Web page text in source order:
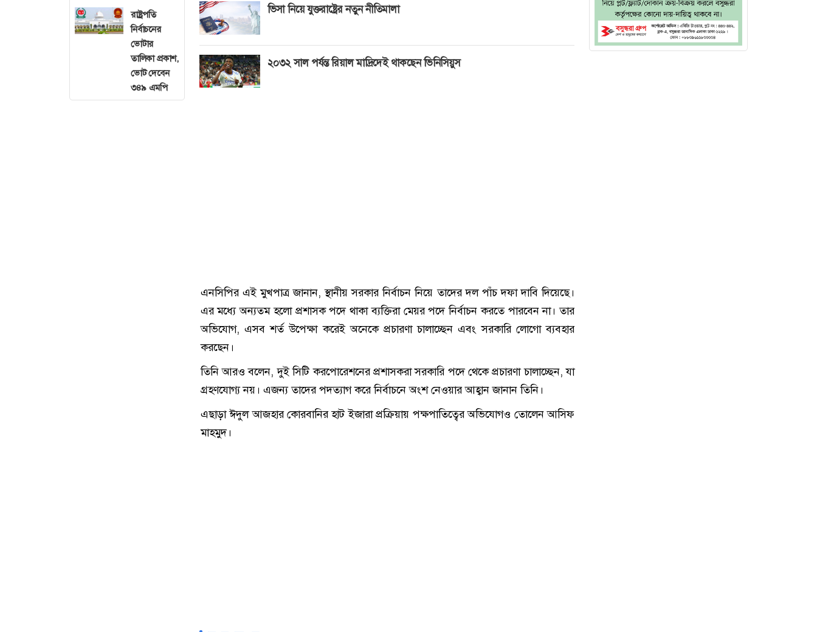
রাষ্ট্রপতি
নির্বাচনের
ভোটার
তালিকা প্রকাশ,
ভোট দেবেন
৩৪৯ এমপি
ভিসা নিয়ে যুক্তরাষ্ট্রের নতুন নীতিমালা
২০৩২ সাল পর্যন্ত রিয়াল মাদ্রিদেই থাকছেন ভিনিসিয়ুস
এনসিপির এই মুখপাত্র জানান, স্থানীয় সরকার নির্বাচন নিয়ে তাদের দল পাঁচ দফা দাবি দিয়েছে।
এর মধ্যে অন্যতম হলো প্রশাসক পদে থাকা ব্যক্তিরা মেয়র পদে নির্বাচন করতে পারবেন না। তার
অভিযোগ, এসব শর্ত উপেক্ষা করেই অনেকে প্রচারণা চালাচ্ছেন এবং সরকারি লোগো ব্যবহার
করছেন।
তিনি আরও বলেন, দুই সিটি করপোরেশনের প্রশাসকরা সরকারি পদে থেকে প্রচারণা চালাচ্ছেন, যা
গ্রহণযোগ্য নয়। এজন্য তাদের পদত্যাগ করে নির্বাচনে অংশ নেওয়ার আহ্বান জানান তিনি।
এছাড়া ঈদুল আজহার কোরবানির হাট ইজারা প্রক্রিয়ায় পক্ষপাতিত্বের অভিযোগও তোলেন আসিফ
মাহমুদ।